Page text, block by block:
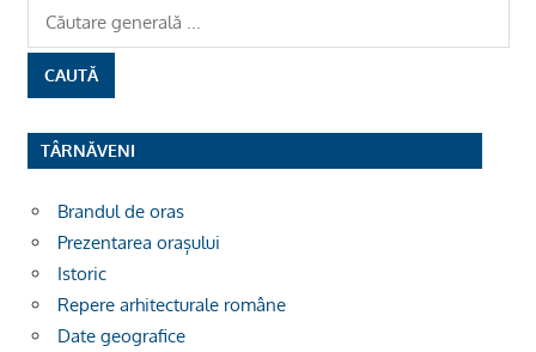
TÂRNĂVENI
Brandul de oras
Prezentarea orașului
Istoric
Repere arhitecturale române
Date geografice